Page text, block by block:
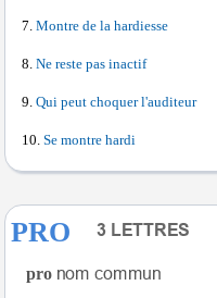
Montre de la hardiesse
Ne reste pas inactif
Qui peut choquer l'auditeur
Se montre hardi
PRO
pro